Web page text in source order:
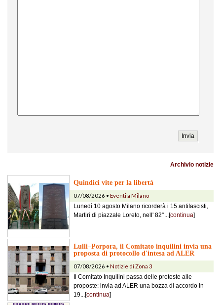
Archivio notizie
Quindici vite per la libertà
07/08/2026 • Eventi a Milano
Lunedì 10 agosto Milano ricorderà i 15 antifascisti,
Martiri di piazzale Loreto, nell' 82°...[continua]
Lulli–Porpora, il Comitato inquilini invia una
proposta di protocollo d'intesa ad ALER
07/08/2026 • Notizie di Zona 3
Il Comitato Inquilini passa delle proteste alle
proposte: invia ad ALER una bozza di accordo in
19...[continua]